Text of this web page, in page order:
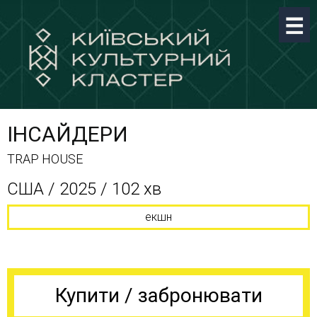
ІНСАЙДЕРИ
TRAP HOUSE
США / 2025 / 102 хв
екшн
Купити / забронювати